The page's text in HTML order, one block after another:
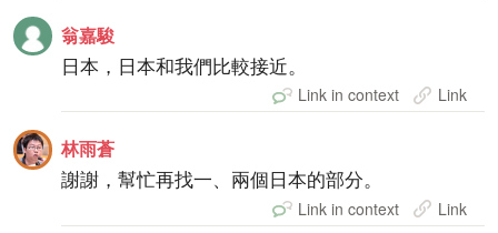
翁嘉駿
日本，日本和我們比較接近。
Link in context Link
林雨蒼
謝謝，幫忙再找一、兩個日本的部分。
Link in context Link